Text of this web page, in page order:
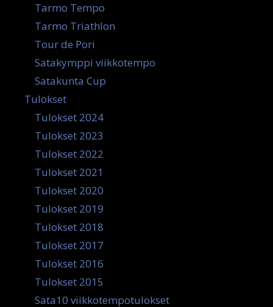
Tarmo Tempo
Tarmo Triathlon
Tour de Pori
Satakymppi viikkotempo
Satakunta Cup
Tulokset
Tulokset 2024
Tulokset 2023
Tulokset 2022
Tulokset 2021
Tulokset 2020
Tulokset 2019
Tulokset 2018
Tulokset 2017
Tulokset 2016
Tulokset 2015
Sata10 viikkotempotulokset